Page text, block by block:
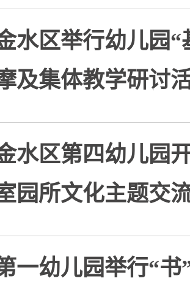
水区举行幼儿园“
及集体教学研讨
水区第四幼儿园
园所文化主题交
一幼儿园举行“书